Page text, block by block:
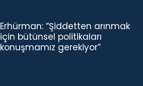
Erhürman: “Şiddetten arınmak
için bütünsel politikaları
konuşmamız gerekiyor”